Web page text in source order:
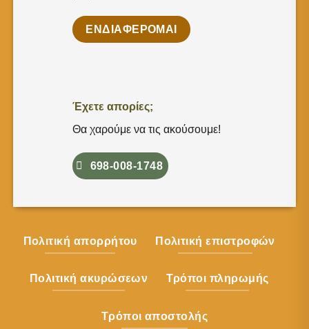
ΕΝΔΙΑΦΕΡΟΜΑΙ
Έχετε απορίες;
Θα χαρούμε να τις ακούσουμε!
698-008-1748
Πολιτική απορρήτου Πολιτική επιστροφών
Πολιτική ακυρώσεων Τρόποι πληρωμής
Τρόποι αποστολής